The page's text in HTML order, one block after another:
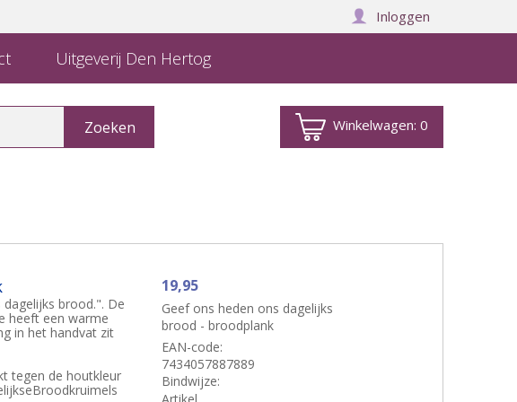
Inloggen
Uitgeverij Den Hertog
Winkelwagen:0
brood.". De
heeft een warme
in het handvat zit
tegen de houtkleur
19,95
Geef ons heden ons dagelijks
brood - broodplank
EAN-code:
7434057887889
Bindwijze: